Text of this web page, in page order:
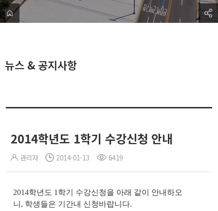
뉴스 & 공지사항
2014학년도 1학기 수강신청 안내
관리자 2014-01-13 6419
2014학년도 1 학기 수강신청을 아래 같이 안내하오
니 , 학생들은 기간내 신청바랍니다.